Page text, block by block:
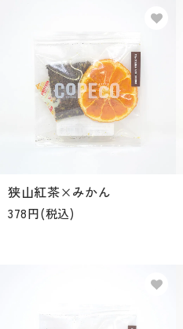
狭山紅茶×みかん
378円(税込)